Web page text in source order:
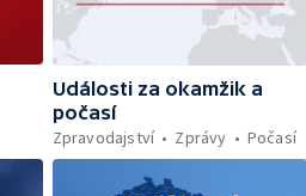
v Česku — Rekordní teplota
na Moravě — Klimatizace v MHD —
na dětských odděleních
— Klimatizace v domácnostech —
proti Trumpovým clům — Záchrana
v Lamanšském průlivu — Čištění
mostu — Sběr borůvek v
oblastech Šumavy — Investice
Události za okamžik a
počasí
Zpravodajství
Zprávy Počasí